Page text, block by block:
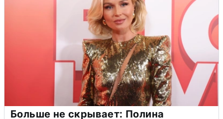
Больше не скрывает: Полина